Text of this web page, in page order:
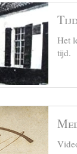
Het
tijd.